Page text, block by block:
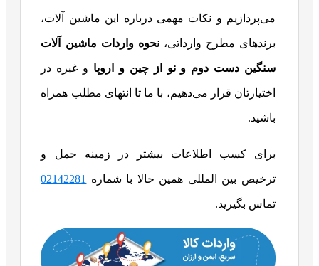
می‌پردازیم و نکات مهمی درباره این ماشین آلات،
برندهای مطرح وارداتی،نحوه واردات ماشین آلات
سنگین دست دوم و نو از چین و اروپا و غیره در
اختیارتان قرار می‌دهیم، با ما تا انتهای مطلب همراه
باشید.
برای کسب اطلاعات بیشتر در زمینه حمل و
ترخیص بین المللی همین حالا با شماره 02142281
تماس بگیرید.